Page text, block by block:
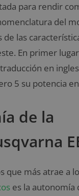
para rendir
del
de las
En primer
en
5 su potencia
de la
que más atrae a
es la autonomía